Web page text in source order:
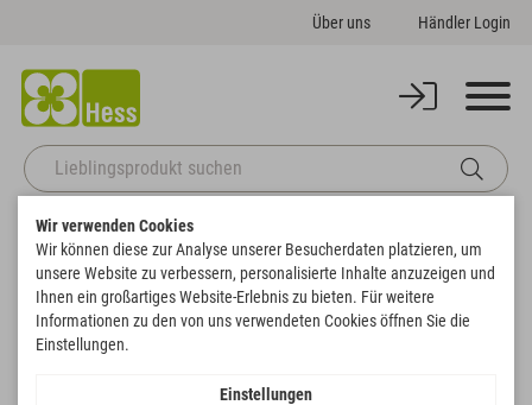
Über uns Händler Login
Startseite Themenwelten
Zurück zur Artikelübersicht
Wir verwenden Cookies
Wir können diese zur Analyse unserer Besucherdaten platzieren, um
unsere Website zu verbessern, personalisierte Inhalte anzuzeigen und
Ihnen ein großartiges Website-Erlebnis zu bieten. Für weitere
Informationen zu den von uns verwendeten Cookies öffnen Sie die
Einstellungen.
Einstellungen